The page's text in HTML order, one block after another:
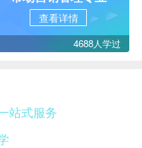
查看详情
4688人学过
站式服务